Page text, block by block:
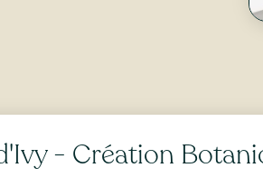
- Création